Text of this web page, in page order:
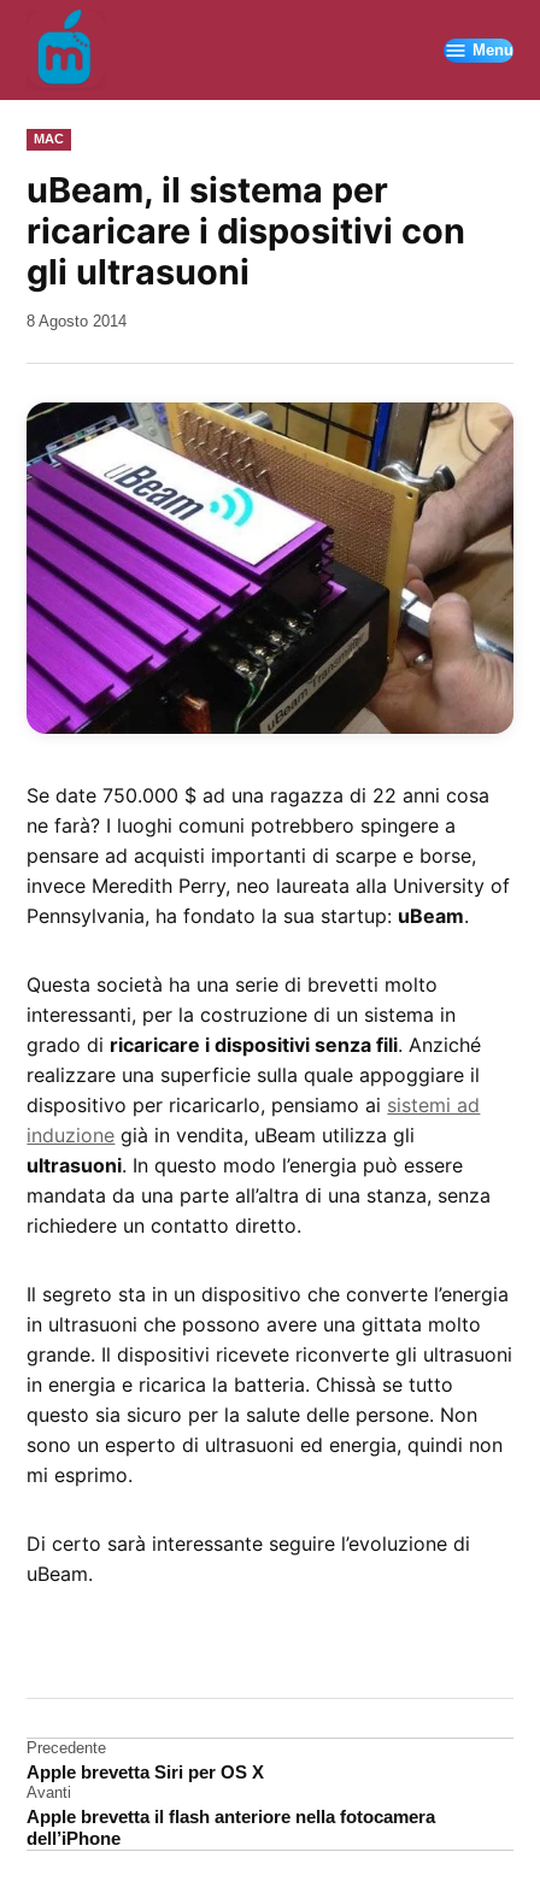
contenuto
Menu
PUBBLICATO
IN
MAC
uBeam, il sistema per
ricaricare i dispositivi con
gli ultrasuoni
da
8 Agosto 2014
Se date 750.000 $ ad una ragazza di 22 anni cosa
ne farà? I luoghi comuni potrebbero spingere a
pensare ad acquisti importanti di scarpe e borse,
invece Meredith Perry, neo laureata alla University of
Pennsylvania, ha fondato la sua startup: uBeam.
Questa società ha una serie di brevetti molto
interessanti, per la costruzione di un sistema in
grado di ricaricare i dispositivi senza fili. Anziché
realizzare una superficie sulla quale appoggiare il
dispositivo per ricaricarlo, pensiamo ai sistemi ad
induzione già in vendita, uBeam utilizza gli
ultrasuoni. In questo modo l’energia può essere
mandata da una parte all’altra di una stanza, senza
richiedere un contatto diretto.
Il segreto sta in un dispositivo che converte l’energia
in ultrasuoni che possono avere una gittata molto
grande. Il dispositivi ricevete riconverte gli ultrasuoni
in energia e ricarica la batteria. Chissà se tutto
questo sia sicuro per la salute delle persone. Non
sono un esperto di ultrasuoni ed energia, quindi non
mi esprimo.
Di certo sarà interessante seguire l’evoluzione di
uBeam.
ricerca
Navigazione
articoli
Precedente
Apple brevetta Siri per OS X
Avanti
Apple brevetta il flash anteriore nella fotocamera
dell’iPhone